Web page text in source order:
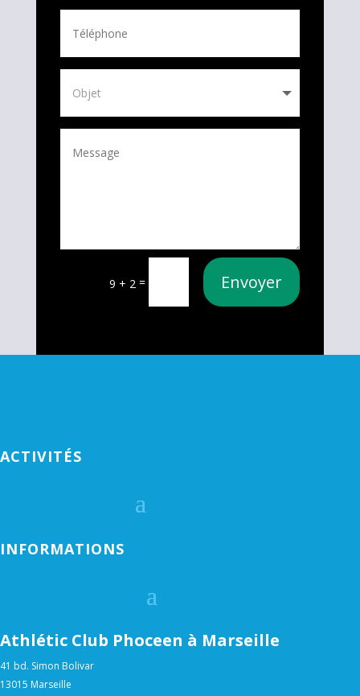
9 + 2 = Envoyer
ACTIVITÉS
INFORMATIONS
Athlétic Club Phoceen à Marseille
41 bd. Simon Bolivar
13015 Marseille